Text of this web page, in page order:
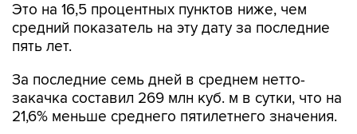
Это на 16,5 процентных пунктов ниже, чем
средний показатель на эту дату за последние
пять лет.
За последние семь дней в среднем нетто-
закачка составил 269 млн куб. м в сутки, что на
21,6% меньше среднего пятилетнего значения.